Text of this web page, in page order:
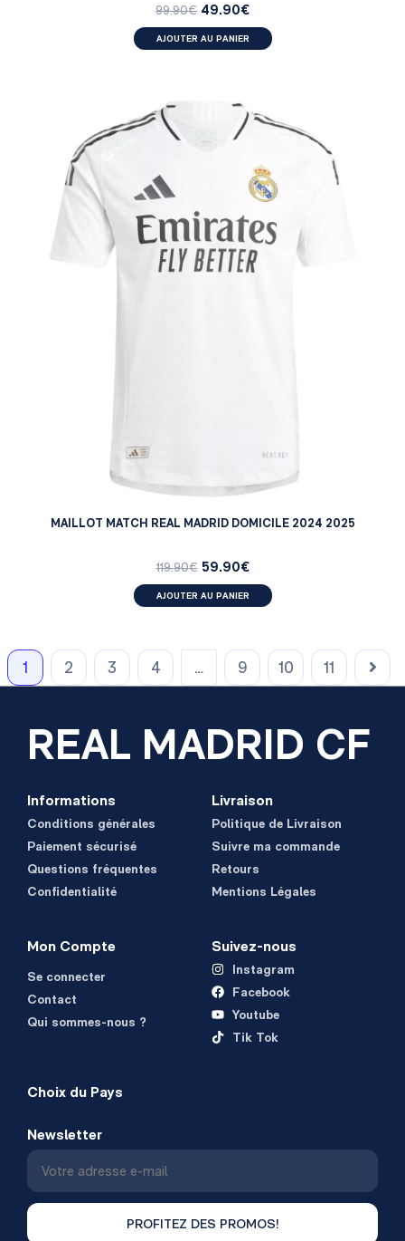
99.90€ 49.90€
AJOUTER AU PANIER
MAILLOT MATCH REAL MADRID DOMICILE 2024 2025
119.90€ 59.90€
AJOUTER AU PANIER
1 2 3 4 … 9 10 11
REAL MADRID CF
Informations
Conditions générales
Paiement sécurisé
Questions fréquentes
Confidentialité
Livraison
Politique de Livraison
Suivre ma commande
Retours
Mentions Légales
Mon Compte
Se connecter
Contact
Qui sommes-nous ?
Suivez-nous
Instagram
Facebook
Youtube
Tik Tok
Choix du Pays
Newsletter
PROFITEZ DES PROMOS!